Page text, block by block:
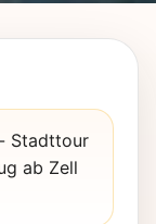
Stadttour
ab Zell